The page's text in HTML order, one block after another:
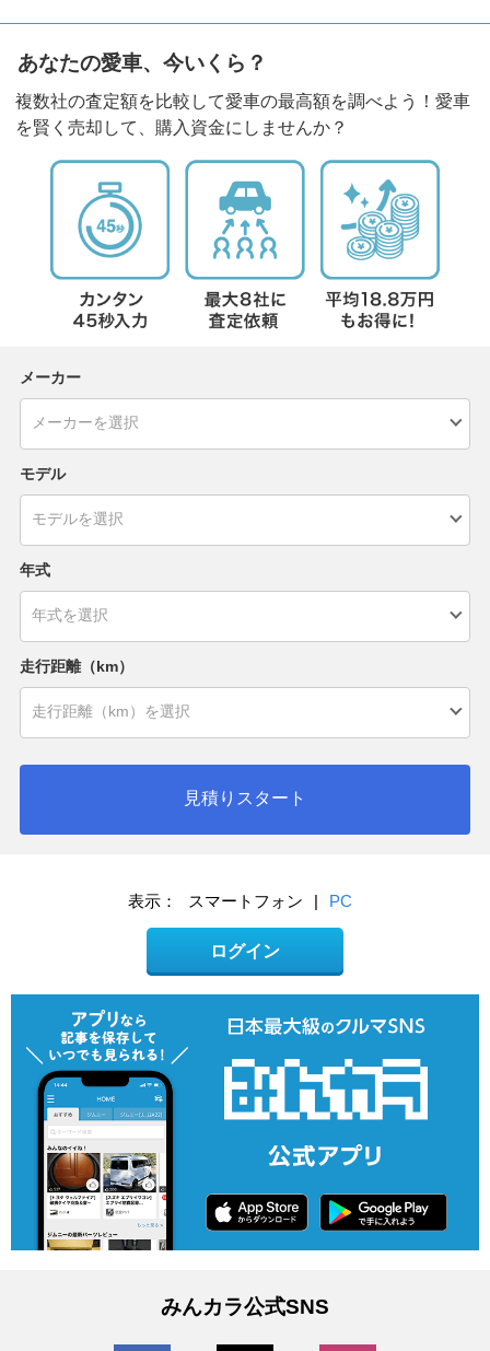
あなたの愛車、今いくら？
複数社の査定額を比較して愛車の最高額を調べよう！愛車
を賢く売却して、購入資金にしませんか？
メーカー
モデル
年式
走行距離（km）
見積りスタート
表示： スマートフォン | PC
ログイン
みんカラ公式SNS